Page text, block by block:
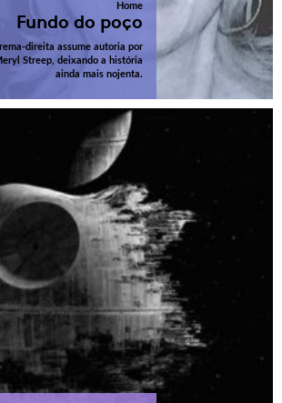
Home
Fundo do poço
direita assume autoria por
Streep, deixando a história
ainda mais nojenta.